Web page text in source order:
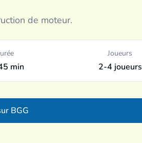
de moteur.
min
Joueurs
2-4 joueurs
BGG